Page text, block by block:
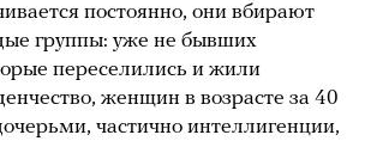
постоянно, они вбирают
группы: уже не бывших
переселились и жили
женщин в возрасте за 40
частично интеллигенции,